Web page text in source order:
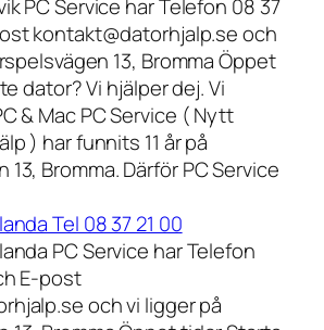
PC Service har Telefon 08 37
kontakt@datorhjalp.se och
13, Bromma Öppet
dator? Vi hjälper dej. Vi
& Mac PC Service ( Nytt
) har funnits 11 år på
13, Bromma. Därför PC Service
Tel 08 37 21 00
PC Service har Telefon
E-post
och vi ligger på